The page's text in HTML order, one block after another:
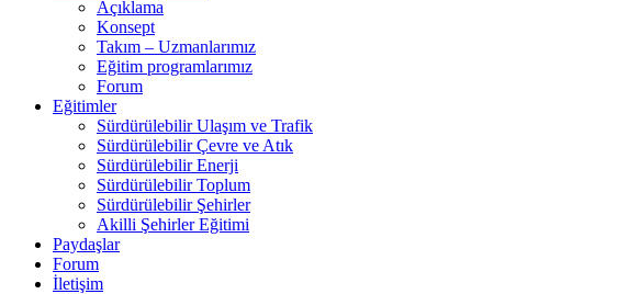
Açıklama
Konsept
Takım – Uzmanlarımız
Eğitim programlarımız
Forum
Eğitimler
Sürdürülebilir Ulaşım ve Trafik
Sürdürülebilir Çevre ve Atık
Sürdürülebilir Enerji
Sürdürülebilir Toplum
Sürdürülebilir Şehirler
Akilli Şehirler Eğitimi
Paydaşlar
Forum
İletişim